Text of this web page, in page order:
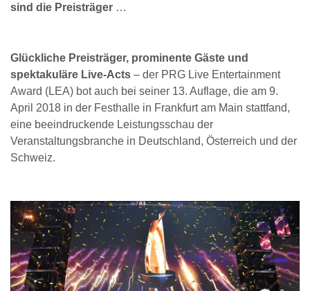
sind die Preisträger …
Glückliche Preisträger, prominente Gäste und
spektakuläre Live-Acts – der PRG Live Entertainment
Award (LEA) bot auch bei seiner 13. Auflage, die am 9.
April 2018 in der Festhalle in Frankfurt am Main stattfand,
eine beeindruckende Leistungsschau der
Veranstaltungsbranche in Deutschland, Österreich und der
Schweiz.